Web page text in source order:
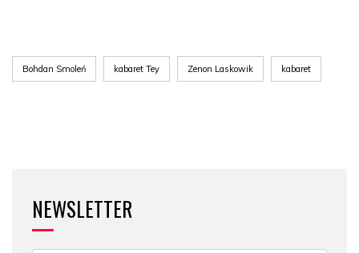
Bohdan Smoleń kabaret Tey Zenon Laskowik kabaret
NEWSLETTER